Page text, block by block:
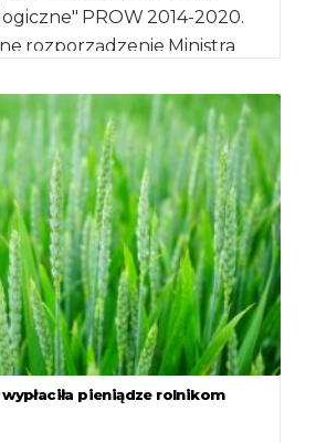
PROW 2014-2020.
rozporządzenie Ministra
pieniądze rolnikom